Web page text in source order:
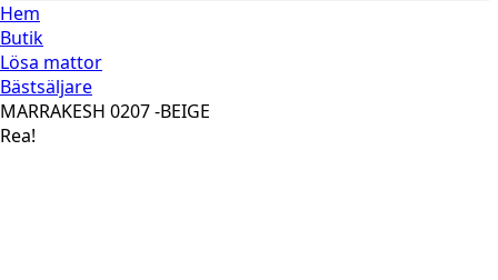
Hem
Butik
Lösa mattor
Bästsäljare
MARRAKESH 0207 -BEIGE
Rea!